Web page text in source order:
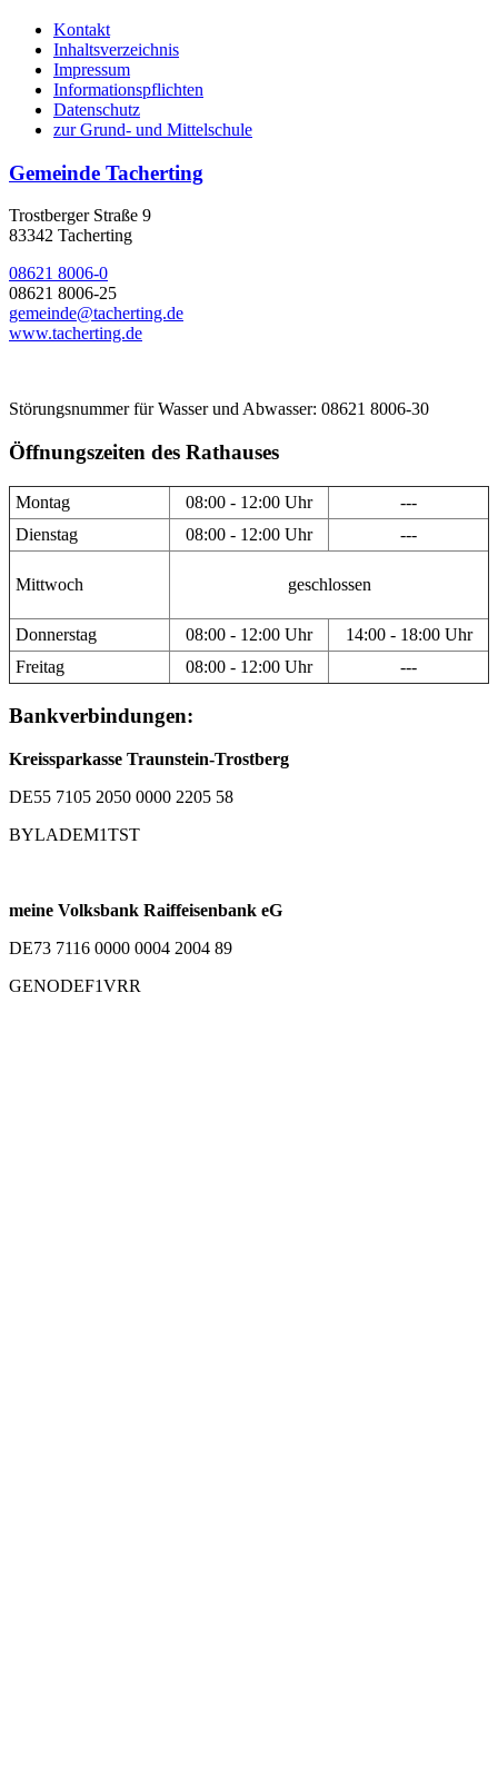
Kontakt
Inhaltsverzeichnis
Impressum
Informationspflichten
Datenschutz
zur Grund- und Mittelschule
Gemeinde Tacherting
Trostberger Straße 9
83342 Tacherting
08621 8006-0
08621 8006-25
gemeinde@tacherting.de
www.tacherting.de
Störungsnummer für Wasser und Abwasser: 08621 8006-30
Öffnungszeiten des Rathauses
Montag 08:00 - 12:00 Uhr
---
Dienstag
08:00 - 12:00 Uhr ---
Mittwoch geschlossen
Donnerstag 08:00 - 12:00 Uhr
14:00 - 18:00 Uhr
Freitag
08:00 - 12:00 Uhr ---
Bankverbindungen:
Kreissparkasse Traunstein-Trostberg
DE55 7105 2050 0000 2205 58
BYLADEM1TST
meine Volksbank Raiffeisenbank eG
DE73 7116 0000 0004 2004 89
GENODEF1VRR